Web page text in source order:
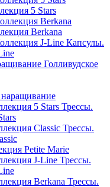
5 Stars
Berkana
Капсулы.
Голливудское
наращивание
Трессы.
Трессы.
Petite Marie
Трессы.
Трессы.